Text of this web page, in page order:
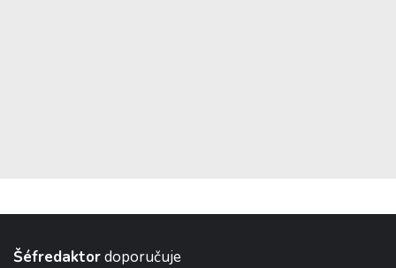
Šéfredaktordoporučuje